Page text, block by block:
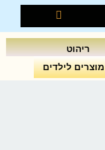
ריהוט
מוצרים לילדים